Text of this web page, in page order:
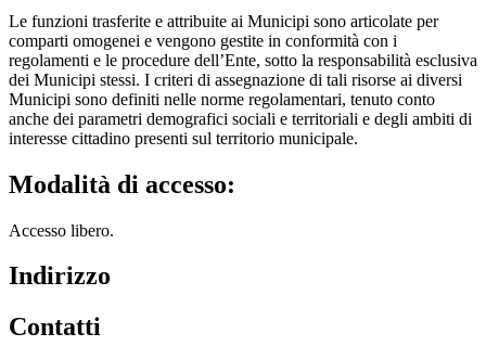
Le funzioni trasferite e attribuite ai Municipi sono articolate per
comparti omogenei e vengono gestite in conformità con i
regolamenti e le procedure dell’Ente, sotto la responsabilità esclusiva
dei Municipi stessi. I criteri di assegnazione di tali risorse ai diversi
Municipi sono definiti nelle norme regolamentari, tenuto conto
anche dei parametri demografici sociali e territoriali e degli ambiti di
interesse cittadino presenti sul territorio municipale.
Modalità di accesso:
Accesso libero.
Indirizzo
Contatti